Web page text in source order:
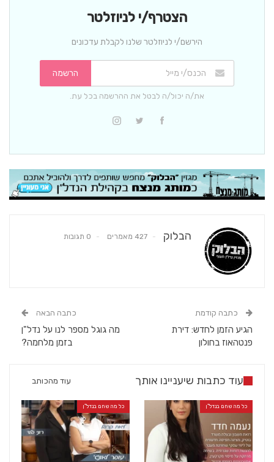
הצטרף/י לניוזלטר
הירשם/י לניוזלטר שלנו לקבלת עדכונים
הרשמה
את/ה יכול/ה לבטל את ההרשמה בכל עת.
הבלוק 427 מאמרים 0 תגובות
כתבה קודמת
הגיע הזמן לחדש: דירת
פנטהאוז בחולון
כתבה הבאה
מה גוגל מספר לנו על נדל"ן
בזמן מלחמה?
עוד כתבות שיעניינו אותך עוד מהכותב
כל מה שחם בנדל"ן כל מה שחם בנדל"ן